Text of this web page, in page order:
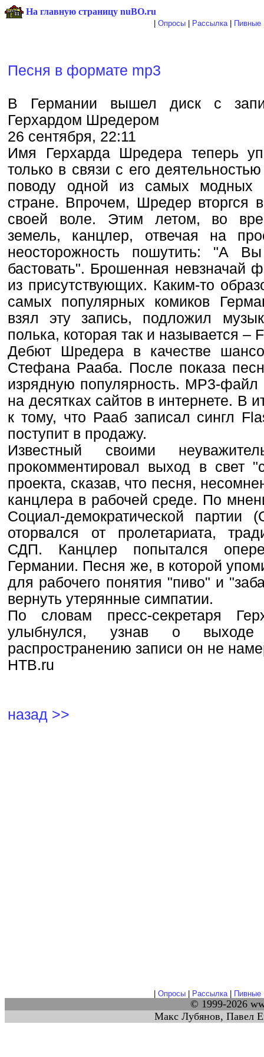
На главную страницу nuBO.ru
Опросы| Рассылка| Пивные
Песня в формате mp3
В Германии вышел диск с
Герхардом Шредером
26 сентября, 22:11
Имя Герхарда Шредера теперь
только в связи с его
поводу одной из самых модных
стране. Впрочем, Шредер вторгся
своей воле. Этим летом, во
земель, канцлер, отвечая на
неосторожность пошутить: "А
бастовать". Брошенная невзначай
из присутствующих. Каким-то
самых популярных комиков
взял эту запись, подложил
полька, которая так и называется –
Дебют Шредера в качестве
Стефана Рааба. После показа
изрядную популярность. МР3-файл
на десятках сайтов в интернете. В
к тому, что Рааб записал сингл
поступит в продажу.
Известный своими
прокомментировал выход в свет
проекта, сказав, что песня,
канцлера в рабочей среде. По
Социал-демократической
оторвался от пролетариата,
СДП. Канцлер попытался
Германии. Песня же, в которой
для рабочего понятия "пиво" и
вернуть утерянные симпатии.
По словам пресс-секретаря
улыбнулся, узнав о выходе
распространению записи он не
НТВ.ru
назад >>
Опросы| Рассылка| Пивные
© 1999-2026
Макс Лубянов, Павел